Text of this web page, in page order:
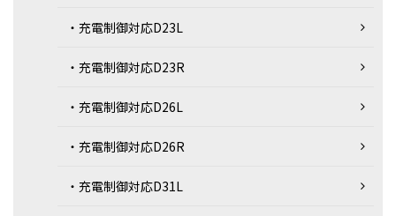
・充電制御対応D23L
・充電制御対応D23R
・充電制御対応D26L
・充電制御対応D26R
・充電制御対応D31L